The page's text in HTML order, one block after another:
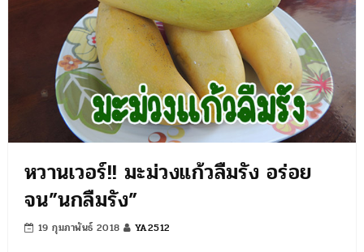
หวานเวอร์!! มะม่วงแก้วลืมรัง อร่อย
จน”นกลืมรัง”
19 กุมภาพันธ์ 2018 YA2512